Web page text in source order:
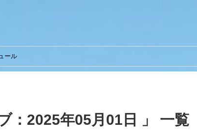
ール
：2025年05月01日 」 一覧